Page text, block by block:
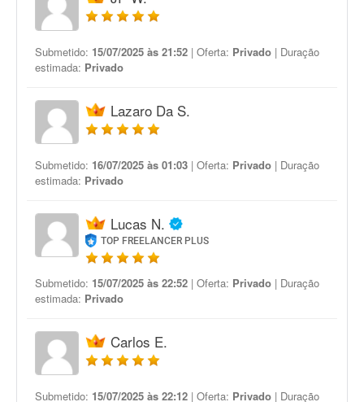
Submetido: 15/07/2025 às 21:52 | Oferta: Privado | Duração
estimada: Privado
Lazaro Da S.
Submetido: 16/07/2025 às 01:03 | Oferta: Privado | Duração
estimada: Privado
Lucas N.
TOP FREELANCER PLUS
Submetido: 15/07/2025 às 22:52 | Oferta: Privado | Duração
estimada: Privado
Carlos E.
Submetido: 15/07/2025 às 22:12 | Oferta: Privado | Duração